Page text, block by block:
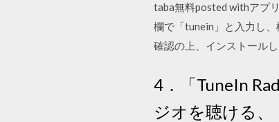
taba無料posted withアプ
欄で「tunein」と入力し
確認の上、インストール
4．「TuneIn
ジオを聴ける、